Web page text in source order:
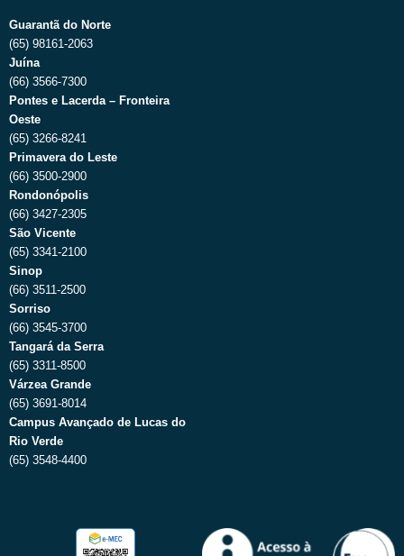
Guarantã do Norte
(65) 98161-2063
Juína
(66) 3566-7300
Pontes e Lacerda – Fronteira
Oeste
(65) 3266-8241
Primavera do Leste
(66) 3500-2900
Rondonópolis
(66) 3427-2305
São Vicente
(65) 3341-2100
Sinop
(66) 3511-2500
Sorriso
(66) 3545-3700
Tangará da Serra
(65) 3311-8500
Várzea Grande
(65) 3691-8014
Campus Avançado de Lucas do
Rio Verde
(65) 3548-4400